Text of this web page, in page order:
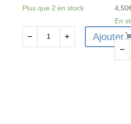
Plus que 2 en stock
− + Ajouter
4,50
En
−